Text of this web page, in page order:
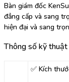
Bàn giám đốc
đẳng cấp và sang
hiện đại và sang
Thông số kỹ thuật
✅ Kích